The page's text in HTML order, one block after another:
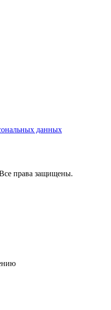
данных
права защищены.